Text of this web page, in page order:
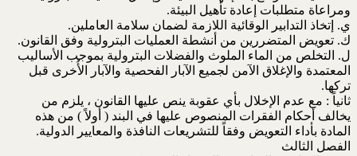
ومراعاة متطلبات إعادة تأهيل البيئة.
ي. إتخاذ التدابير الوقائية اللازمة لضمان سلامة العاملين.
ك. تعويض المتضررين من أنشطة العمليات البترولية وفق القانون.
ل. التخلص من الماء الملوث والفضلات البترولية بموجب الأساليب
المعتمدة والإغلاق الآمن لجميع الآبار الفحصية والآبار الأُخرى قبل
تركها.
ثانياً : مع عدم الإخلال بأي عقوبة ينص عليها القانون ، يلزم من
يخالف أحكام الفقرات المنصوص عليها في البند ( أولاً ) من هذه
المادة بأداء التعويض وفقاً للتشريعات النافذة والمعايير الدولية.
الفصل الثالث